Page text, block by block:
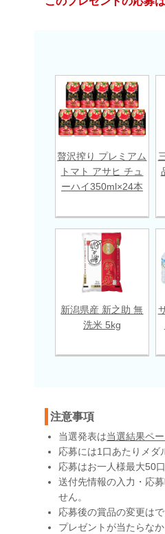
贅沢搾り プレミアム
トマト アサヒ チュ
ーハイ350ml×24本
新潟県産 新之助 無
洗米 5kg
注意事項
当選発表は当選結果ペ
応募には1口あたりメダ
応募はお一人様最大50
送付先情報の入力・応
せん。
応募後の賞品の変更はで
プレゼントが当たらな